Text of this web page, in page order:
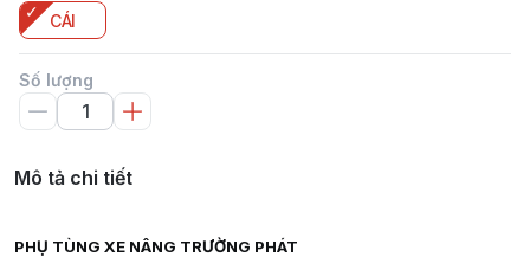
CÁI
Số lượng
Mô tả chi tiết
PHỤ TÙNG XE NÂNG TRƯỜNG PHÁT